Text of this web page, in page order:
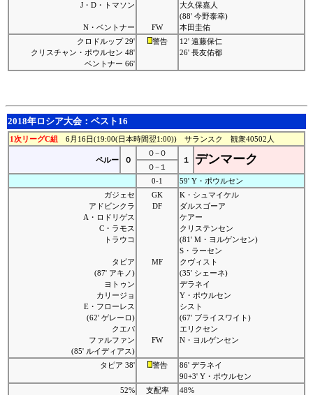
J・D・トマソン
N・ベントナー FW
大久保嘉人
(88' 今野泰幸)
本田圭佑
クロドルップ 29'
クリスチャン・ポウルセン 48'
ベントナー 66'
警告
12' 遠藤保仁
26' 長友佑都
2018年ロシア大会：ベスト16
1次リーグC組 6月16日(19:00(日本時間翌1:00)) サランスク 観衆40502人
ペルー ０
０−０
１
デンマーク
０−１
0-1
59' Y・ポウルセン
ガジェセ
アドビンクラ
A・ロドリゲス
C・ラモス
トラウコ
タピア
(87' アキノ)
ヨトゥン
カリージョ
E・フローレス
(62' ゲレーロ)
クエバ
ファルファン
(85' ルイディアス)
GK
DF
MF
FW
K・シュマイケル
ダルスゴーア
ケアー
クリステンセン
(81' M・ヨルゲンセン)
S・ラーセン
クヴィスト
(35' シェーネ)
デラネイ
Y・ポウルセン
シスト
(67' ブライスワイト)
エリクセン
N・ヨルゲンセン
タピア 38' 警告
86' デラネイ
90+3' Y・ポウルセン
52%
支配率
48%